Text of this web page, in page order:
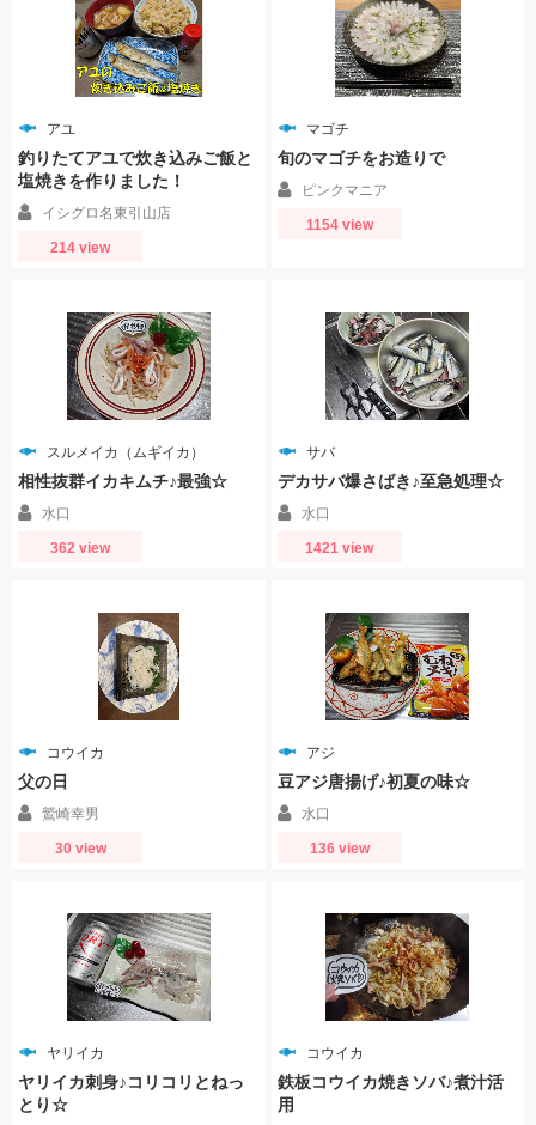
アユ
釣りたてアユで炊き込みご飯と
塩焼きを作りました！
イシグロ名東引山店
214 view
マゴチ
旬のマゴチをお造りで
ピンクマニア
1154 view
スルメイカ（ムギイカ）
相性抜群イカキムチ♪最強☆
水口
362 view
サバ
デカサバ爆さばき♪至急処理☆
水口
1421 view
コウイカ
父の日
鷲崎幸男
30 view
アジ
豆アジ唐揚げ♪初夏の味☆
水口
136 view
ヤリイカ
ヤリイカ刺身♪コリコリとねっ
とり☆
コウイカ
鉄板コウイカ焼きソバ♪煮汁活
用